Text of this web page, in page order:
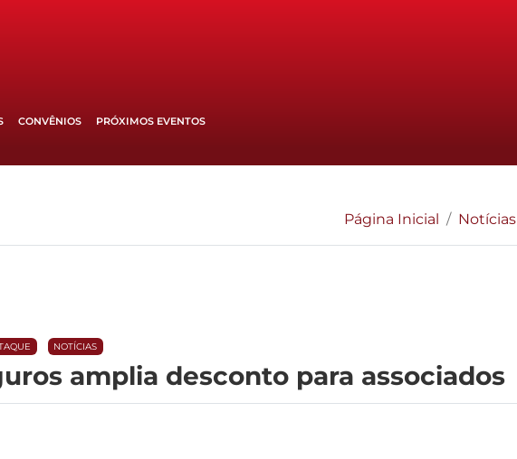
CONVÊNIOS PRÓXIMOS EVENTOS
Página Inicial Notícias
NOTÍCIAS
amplia desconto para associados